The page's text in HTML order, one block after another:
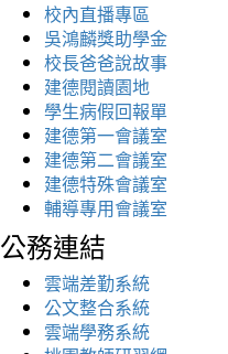
校內直播專區
吳鴻麟獎助學金
校長爸爸說故事
建德閱讀園地
學生病假回報單
建德第一會議室
建德第二會議室
建德特殊會議室
輔導專用會議室
公務連結
雲端差勤系統
公文整合系統
雲端學務系統